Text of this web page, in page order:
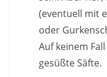
(eventuell mit
oder
Auf keinem
gesüßte Säfte.